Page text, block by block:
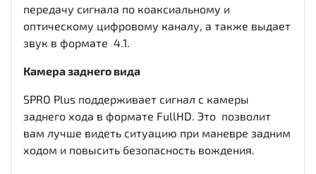
передачу сигнала по коаксиальному и
оптическому цифровому каналу, а также выдает
звук в формате 4.1.
Камера заднего вида
SPRO Plus поддерживает сигнал с камеры
заднего хода в формате FullHD. Это позволит
вам лучше видеть ситуацию при маневре задним
ходом и повысить безопасность вождения.